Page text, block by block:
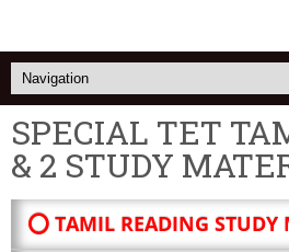
SPECIAL TET
& 2 STUDY
⭕ TAMIL READING STUDY